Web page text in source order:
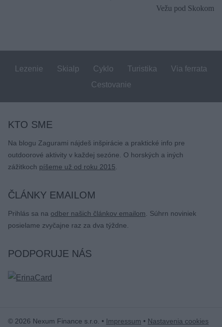
Vežu pod Skokom
Lezenie Skialp Cyklo Turistika
Via ferrata
Cestovanie
KTO SME
Na blogu Zagurami nájdeš inšpirácie a praktické info pre
outdoorové aktivity v každej sezóne. O horských a iných
zážitkoch píšeme už od roku 2015
ČLÁNKY EMAILOM
Prihlás sa na odber našich článkov emailom . Súhrn noviniek
posielame zvyčajne raz za dva týždne.
PODPORUJE NÁS
© 2026 Nexum Finance s.r.o. • Impressum • Nastavenia cookies